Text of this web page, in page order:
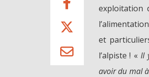
exploitation
et
l’alpiste ! « Il
avoir du mal